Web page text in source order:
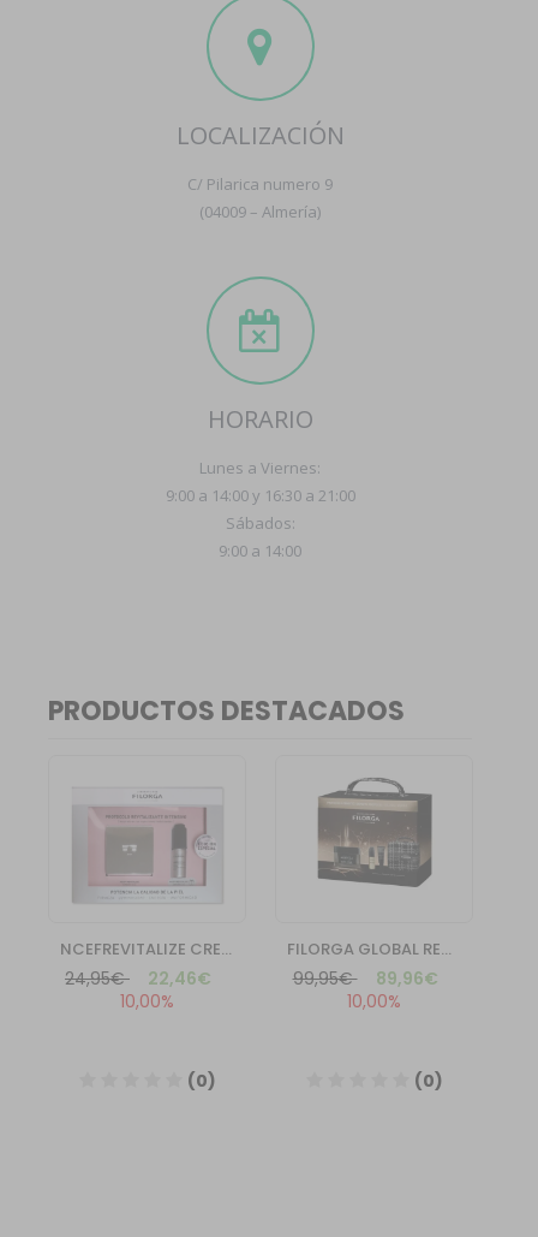
LOCALIZACIÓN
C/ Pilarica numero 9
(04009 – Almería)
HORARIO
Lunes a Viernes:
9:00 a 14:00 y 16:30 a 21:00
Sábados:
9:00 a 14:00